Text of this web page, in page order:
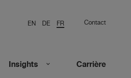
EN DE FR Contact
Insights Carrière